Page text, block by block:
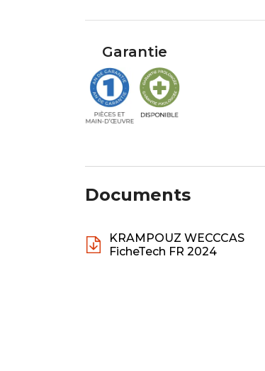
Garantie
Documents
KRAMPOUZ WECCCAS
FicheTech FR 2024